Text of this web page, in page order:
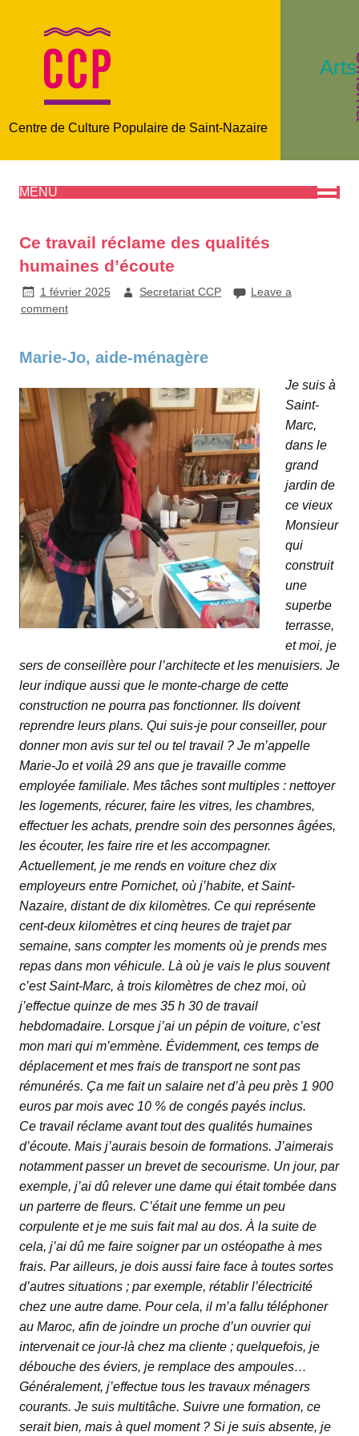
Centre de Culture Populaire de Saint-Nazaire
MENU
Ce travail réclame des qualités
humaines d’écoute
1 février 2025 Secretariat CCP
Leave a
comment
Marie-Jo, aide-ménagère
Je suis à
Saint-
Marc,
dans le
grand
jardin de
ce vieux
Monsieur
qui
construit
une
superbe
terrasse,
et moi, je
sers de conseillère pour l’architecte et les menuisiers. Je
leur indique aussi que le monte-charge de cette
construction ne pourra pas fonctionner. Ils doivent
reprendre leurs plans. Qui suis-je pour conseiller, pour
donner mon avis sur tel ou tel travail ? Je m’appelle
Marie-Jo et voilà 29 ans que je travaille comme
employée familiale. Mes tâches sont multiples : nettoyer
les logements, récurer, faire les vitres, les chambres,
effectuer les achats, prendre soin des personnes âgées,
les écouter, les faire rire et les accompagner.
Actuellement, je me rends en voiture chez dix
employeurs entre Pornichet, où j’habite, et Saint-
Nazaire, distant de dix kilomètres. Ce qui représente
cent-deux kilomètres et cinq heures de trajet par
semaine, sans compter les moments où je prends mes
repas dans mon véhicule. Là où je vais le plus souvent
c’est Saint-Marc, à trois kilomètres de chez moi, où
j’effectue quinze de mes 35 h 30 de travail
hebdomadaire. Lorsque j’ai un pépin de voiture, c’est
mon mari qui m’emmène. Évidemment, ces temps de
déplacement et mes frais de transport ne sont pas
rémunérés. Ça me fait un salaire net d’à peu près 1 900
euros par mois avec 10 % de congés payés inclus.
Ce travail réclame avant tout des qualités humaines
d’écoute. Mais j’aurais besoin de formations. J’aimerais
notamment passer un brevet de secourisme. Un jour, par
exemple, j’ai dû relever une dame qui était tombée dans
un parterre de fleurs. C’était une femme un peu
corpulente et je me suis fait mal au dos. À la suite de
cela, j’ai dû me faire soigner par un ostéopathe à mes
frais. Par ailleurs, je dois aussi faire face à toutes sortes
d’autres situations ; par exemple, rétablir l’électricité
chez une autre dame. Pour cela, il m’a fallu téléphoner
au Maroc, afin de joindre un proche d’un ouvrier qui
intervenait ce jour-là chez ma cliente ; quelquefois, je
débouche des éviers, je remplace des ampoules…
Généralement, j’effectue tous les travaux ménagers
courants. Je suis multitâche. Suivre une formation, ce
serait bien, mais à quel moment ? Si je suis absente, je